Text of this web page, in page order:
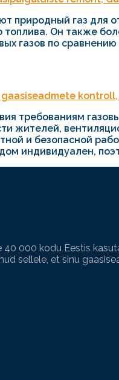
природный газ для
Он также
газов по
требованиям
жителей,
и безопасной
индивидуален,
40 000 kodu Eestis
sellele, et sinu